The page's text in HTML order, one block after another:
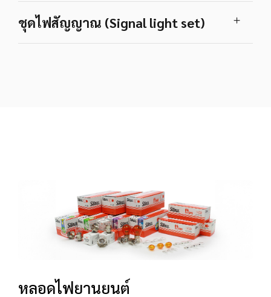
ชุดไฟสัญญาณ (Signal light set)
หลอดไฟยานยนต์